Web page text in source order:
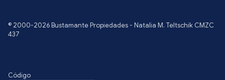
© 2000-2026 Bustamante Propiedades - Natalia M. Teltschik CMZC
437
Código